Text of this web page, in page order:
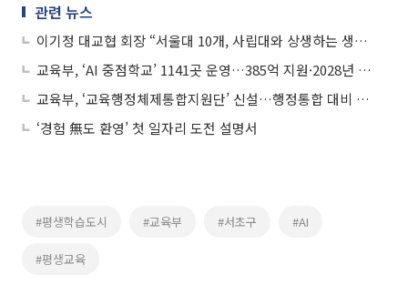
관련 뉴스
이기정 대교협 회장 “서울대 10개, 사립대와 상생하는 생태계로 가야”
교육부, ‘AI 중점학교’ 1141곳 운영…385억 지원·2028년 2000개교 확대
교육부, ‘교육행정체제통합지원단’ 신설…행정통합 대비 컨트롤타워 구축
‘경험 無도 환영’ 첫 일자리 도전 설명서
#평생학습도시 #교육부 #서초구 #AI
#평생교육